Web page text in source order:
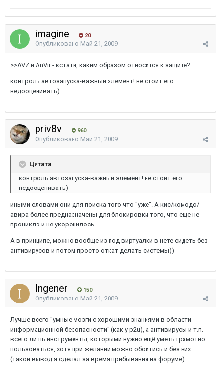
imagine 20
Опубликовано Май 21, 2009
>>AVZ и AnVir - кстати, каким образом относится к защите?
контроль автозапуска-важный элемент! не стоит его
недооценивать)
priv8v 960
Опубликовано Май 21, 2009
Цитата
контроль автозапуска-важный элемент! не стоит его
недооценивать)
иными словами они для поиска того что "уже". А кис/комодо/
авира более предназначены для блокировки того, что еще не
проникло и не укоренилось.
А в принципе, можно вообще из под виртуалки в нете сидеть без
антивирусов и потом просто откат делать системы))
Ingener 150
Опубликовано Май 21, 2009
Лучше всего "умные мозги с хорошими знаниями в области
информационной безопасности" (как у p2u), а антивирусы и т.п.
всего лишь инструменты, которыми нужно ещё уметь грамотно
пользоваться, хотя при желании можно обойтись и без них.
(такой вывод я сделал за время прибывания на форуме)